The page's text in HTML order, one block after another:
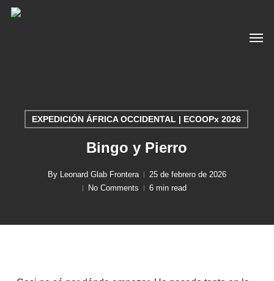
Skip
EXPEDICIÓN ÁFRICA OCCIDENTAL | ECOOPx 2026
Bingo y Pierro
By Leonard Glab Frontera
25 de febrero de 2026
No Comments
6 min read